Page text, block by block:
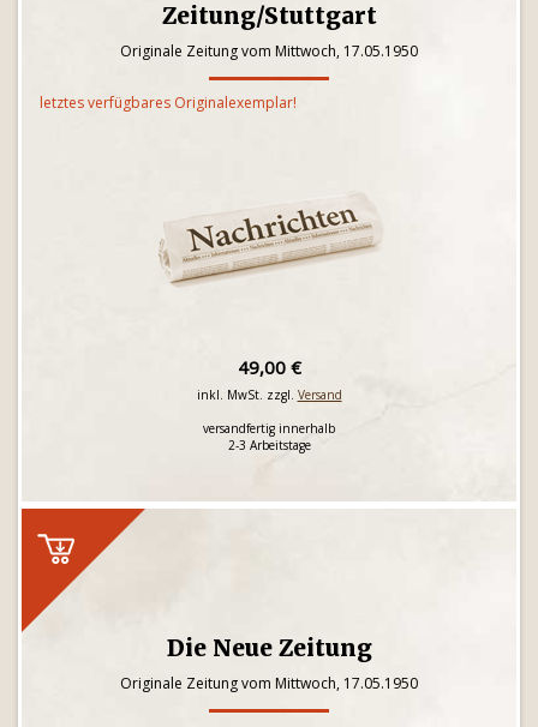
Zeitung/Stuttgart
Originale Zeitung vom Mittwoch, 17.05.1950
letztes verfügbares Originalexemplar!
49,00 €
inkl. MwSt. zzgl. Versand
versandfertig innerhalb
2-3 Arbeitstage
Die Neue Zeitung
Originale Zeitung vom Mittwoch, 17.05.1950